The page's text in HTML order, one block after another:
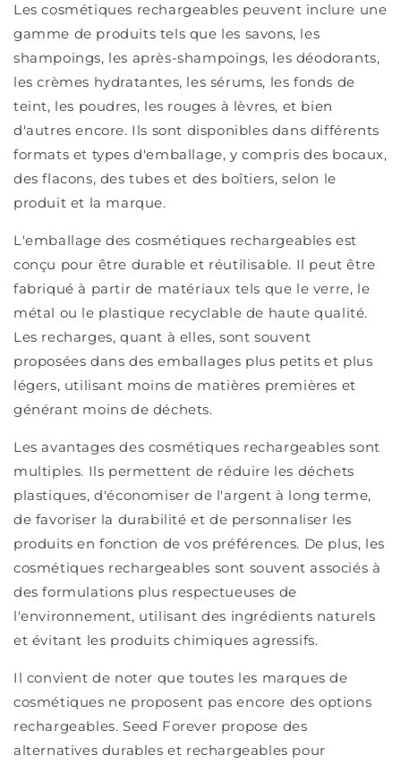
Les cosmétiques rechargeables peuvent inclure une
gamme de produits tels que les savons, les
shampoings, les après-shampoings, les déodorants,
les crèmes hydratantes, les sérums, les fonds de
teint, les poudres, les rouges à lèvres, et bien
d'autres encore. Ils sont disponibles dans différents
formats et types d'emballage, y compris des bocaux,
des flacons, des tubes et des boîtiers, selon le
produit et la marque.
L'emballage des cosmétiques rechargeables est
conçu pour être durable et réutilisable. Il peut être
fabriqué à partir de matériaux tels que le verre, le
métal ou le plastique recyclable de haute qualité.
Les recharges, quant à elles, sont souvent
proposées dans des emballages plus petits et plus
légers, utilisant moins de matières premières et
générant moins de déchets.
Les avantages des cosmétiques rechargeables sont
multiples. Ils permettent de réduire les déchets
plastiques, d'économiser de l'argent à long terme,
de favoriser la durabilité et de personnaliser les
produits en fonction de vos préférences. De plus, les
cosmétiques rechargeables sont souvent associés à
des formulations plus respectueuses de
l'environnement, utilisant des ingrédients naturels
et évitant les produits chimiques agressifs.
Il convient de noter que toutes les marques de
cosmétiques ne proposent pas encore des options
rechargeables. Seed Forever propose des
alternatives durables et rechargeables pour